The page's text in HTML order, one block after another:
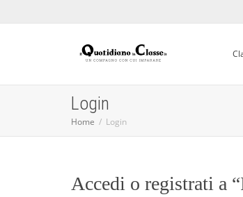
Login
Home Login
Accedi o registrati a